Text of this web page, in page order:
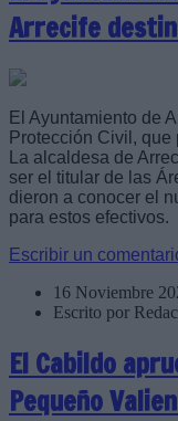
Arrecife
El Ayuntamiento de
Protección Civil,
La alcaldesa de
ser el titular de las
dieron a conocer el
para estos efectivos.
Escribir un
16 Noviembre
Escrito por
El Cabildo
Pequeño